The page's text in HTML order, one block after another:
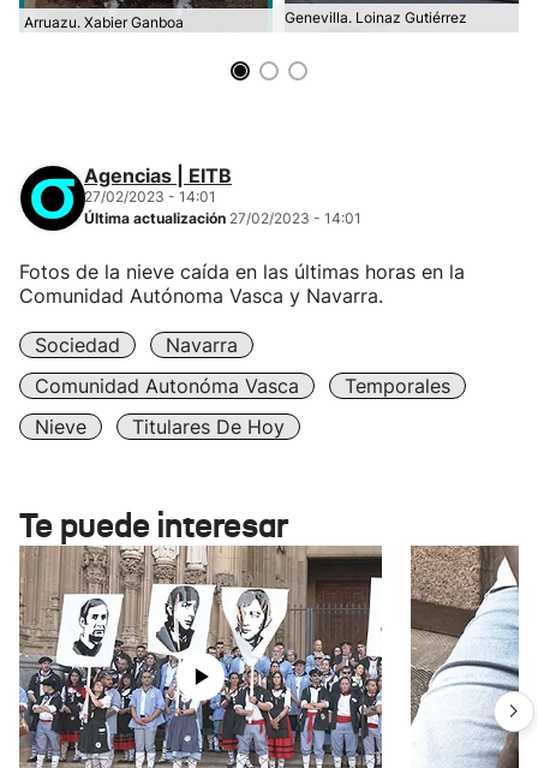
Arruazu. Xabier Ganboa Genevilla. Loinaz Gutiérrez
Agencias | EITB
27/02/2023 - 14:01
Última actualización 27/02/2023 - 14:01
Fotos de la nieve caída en las últimas horas en la
Comunidad Autónoma Vasca y Navarra.
Sociedad
Navarra
Comunidad Autonóma Vasca
Temporales
Nieve
Titulares De Hoy
Te puede interesar